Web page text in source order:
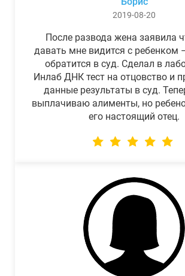
2019-08-20
После развода жена заявила
давать мне видится с ребенком
обратится в суд. Сделал в
Инлаб ДНК тест на отцовство и
данные результаты в суд.
выплачиваю алименты, но
его настоящий отец.